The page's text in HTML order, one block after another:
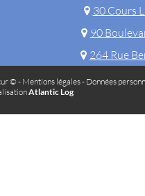
30 Cours
90
264 Rue
© - Mentions légales- Données
Atlantic Log